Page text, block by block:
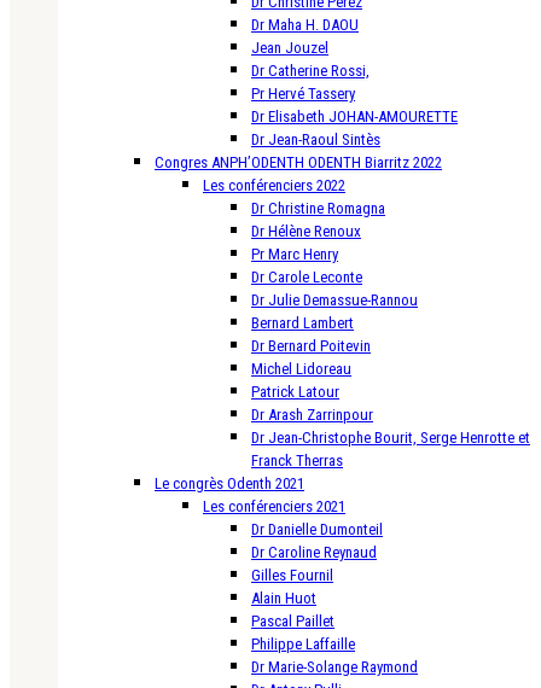
Dr Maha H. DAOU
Jean Jouzel
Dr Catherine Rossi,
Pr Hervé Tassery
Dr Elisabeth JOHAN-AMOURETTE
Dr Jean-Raoul Sintès
Congres ANPH’ODENTH ODENTH Biarritz 2022
Les conférenciers 2022
Dr Christine Romagna
Dr Hélène Renoux
Pr Marc Henry
Dr Carole Leconte
Dr Julie Demassue-Rannou
Bernard Lambert
Dr Bernard Poitevin
Michel Lidoreau
Patrick Latour
Dr Arash Zarrinpour
Dr Jean-Christophe Bourit, Serge Henrotte et
Franck Therras
Le congrès Odenth 2021
Les conférenciers 2021
Dr Danielle Dumonteil
Dr Caroline Reynaud
Gilles Fournil
Alain Huot
Pascal Paillet
Philippe Laffaille
Dr Marie-Solange Raymond